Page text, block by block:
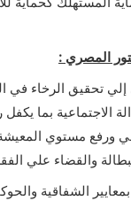
تحقيق الرخاء في
الاجتماعية بما
ورفع مستوي
والقضاء علي
الشفاقية